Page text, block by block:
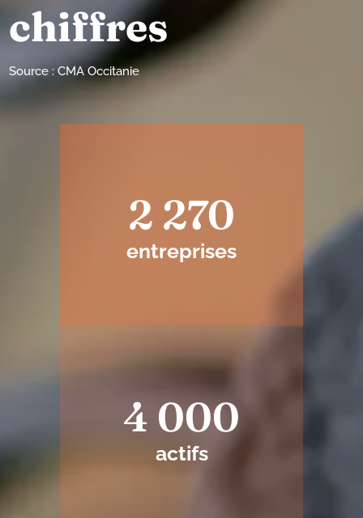
chiffres
Source : CMA Occitanie
2 270
entreprises
4 000
actifs